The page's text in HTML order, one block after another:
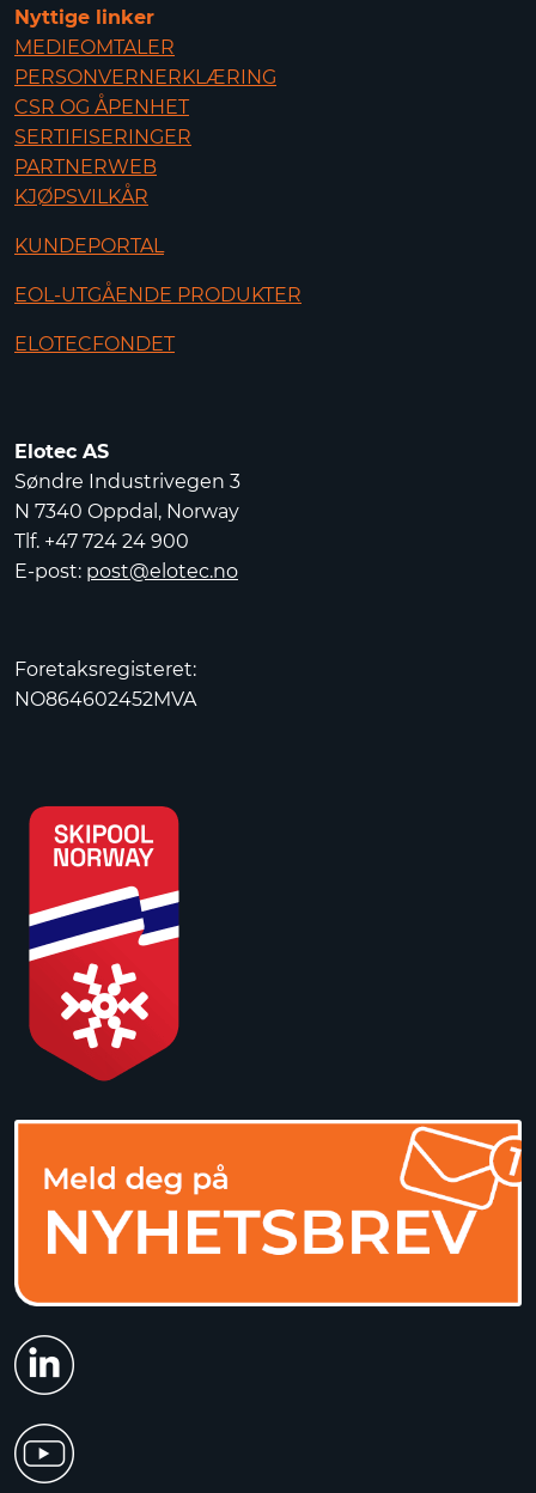
Nyttige linker
MEDIEOMTALER
PERSONVERNERKLÆRING
CSR OG ÅPENHET
SERTIFISERINGER
PARTNERWEB
KJØPSVILKÅR
KUNDEPORTAL
EOL-UTGÅENDE PRODUKTER
ELOTECFONDET
Elotec AS
Søndre Industrivegen 3
N 7340 Oppdal, Norway
Tlf. +47 724 24 900
E-post: post@elotec.no
Foretaksregisteret:
NO864602452MVA